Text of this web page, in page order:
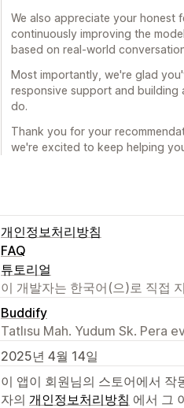
We also appreciate your honest
continuously improving the
based on real-world
Most importantly, we're glad
responsive support and building
do.
Thank you for your
we're excited to keep helping
개인정보처리방침
FAQ
튜토리얼
이 개발자는 한국어(으)로 직접
Buddify
Tatlısu Mah. Yudum Sk. Pera
2025년 4월 14일
이 앱이 회원님의 스토어에서
자의 개인정보처리방침 에서 그